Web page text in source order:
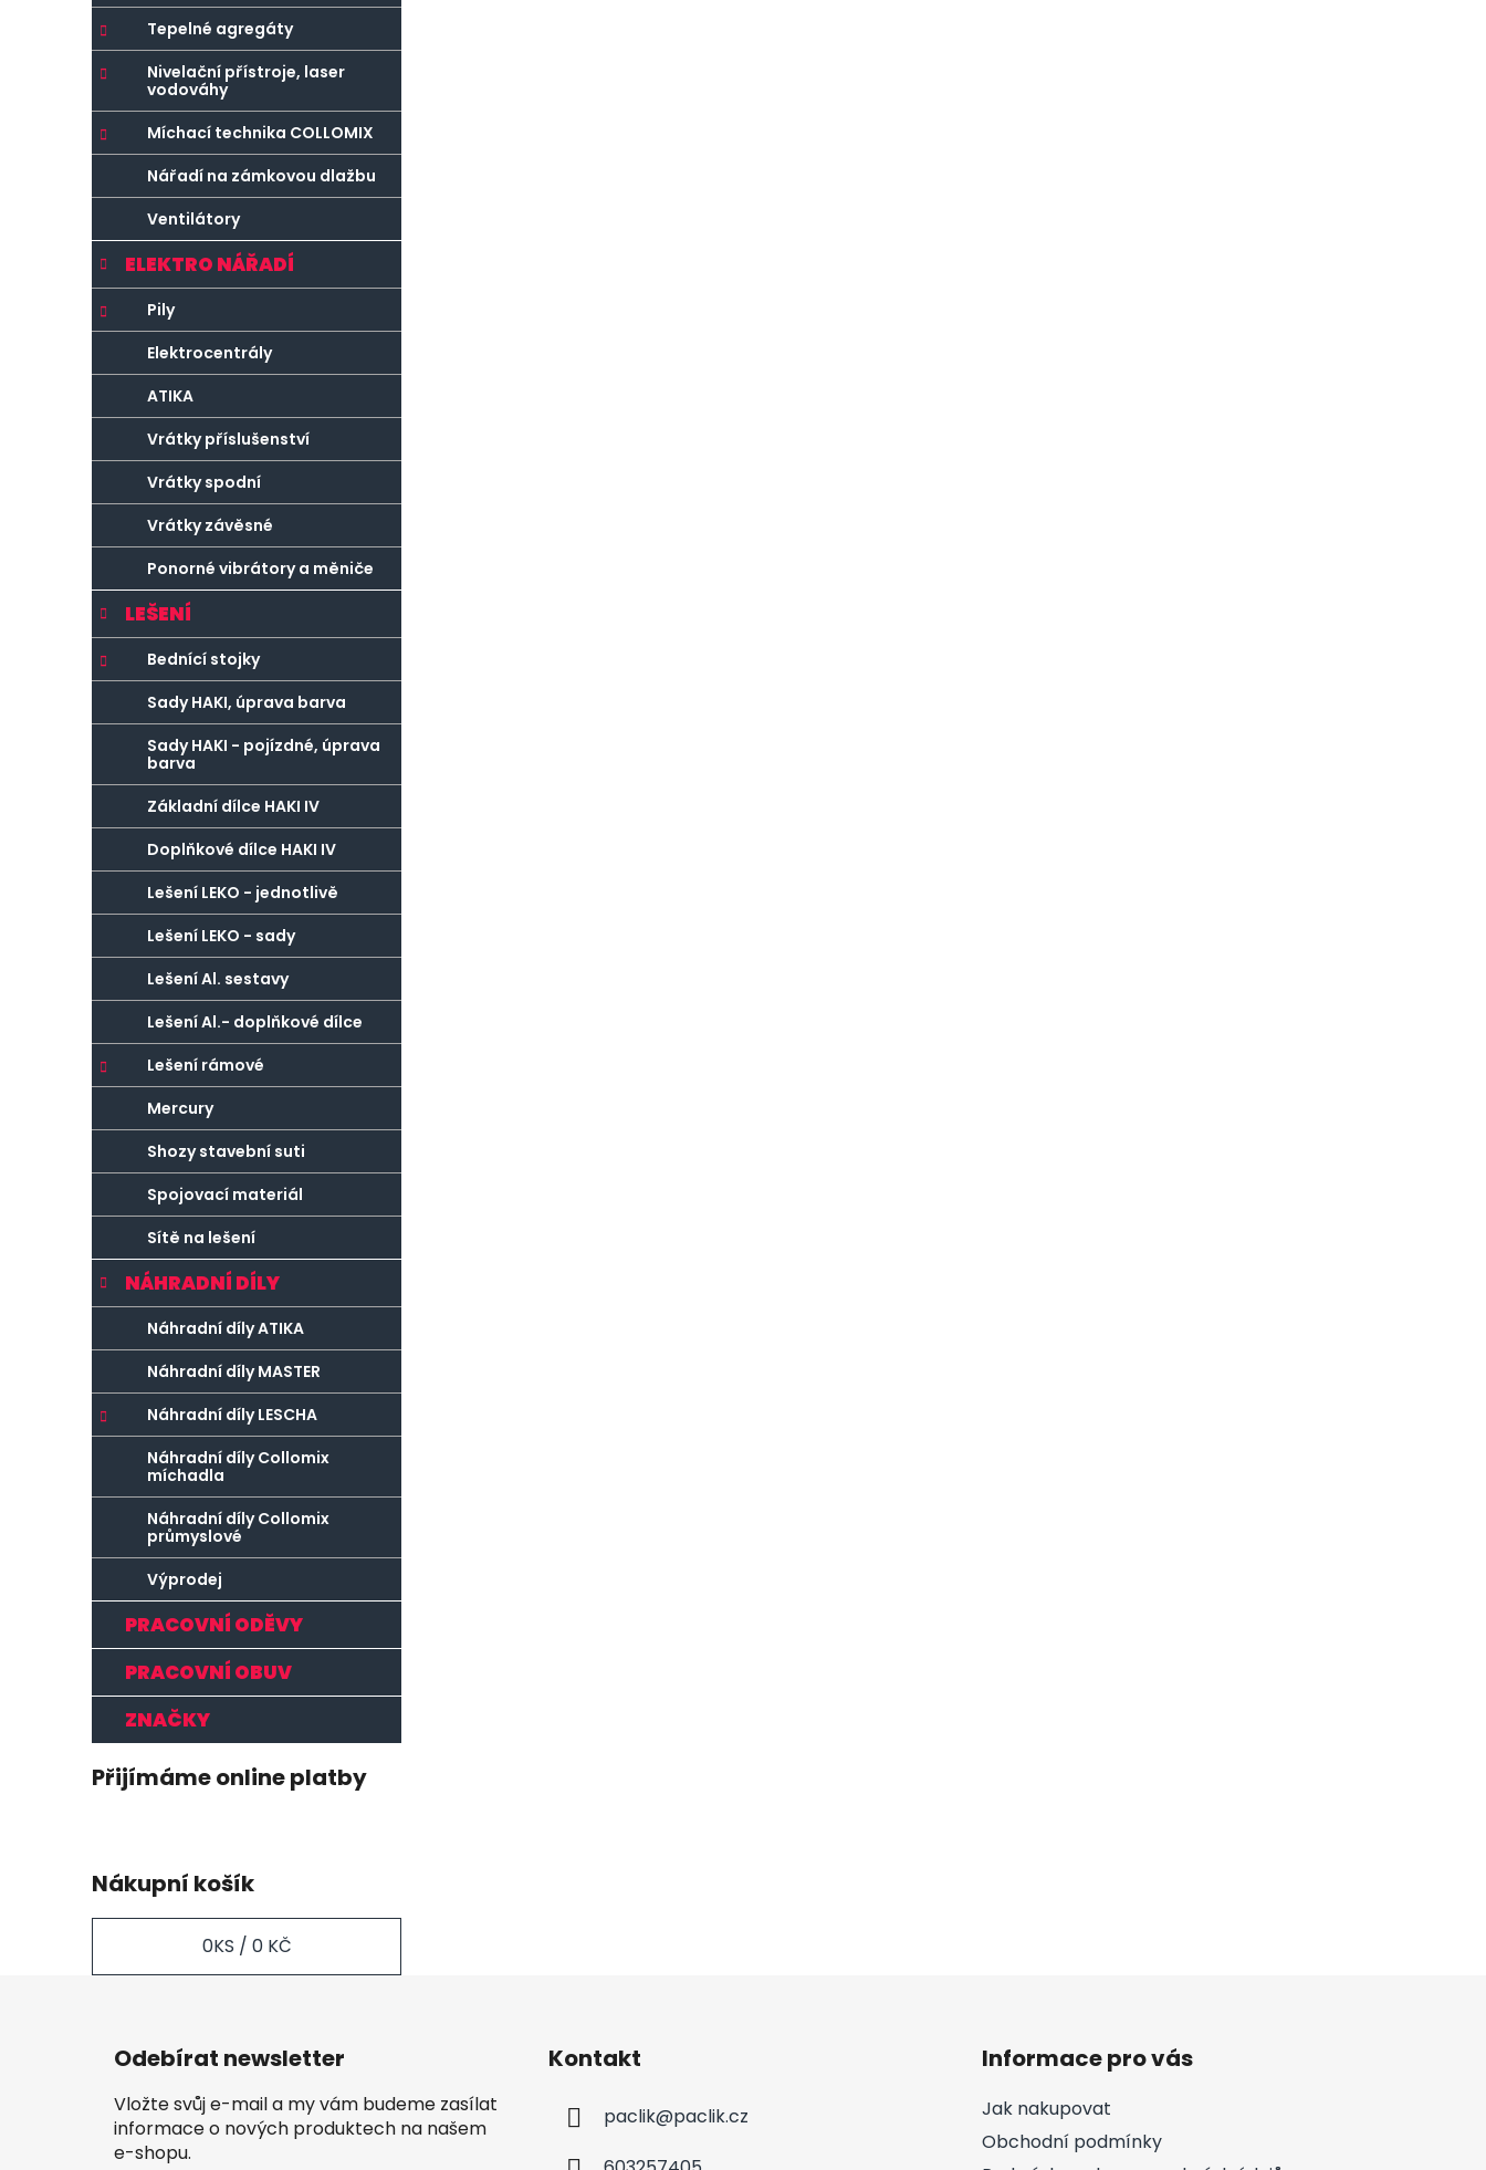
Tepelné agregáty
Nivelační přístroje, laser
vodováhy
Míchací technika COLLOMIX
Nářadí na zámkovou dlažbu
Ventilátory
ELEKTRO NÁŘADÍ
Pily
Elektrocentrály
ATIKA
Vrátky příslušenství
Vrátky spodní
Vrátky závěsné
Ponorné vibrátory a měniče
LEŠENÍ
Bednící stojky
Sady HAKI, úprava barva
Sady HAKI - pojízdné, úprava
barva
Základní dílce HAKI IV
Doplňkové dílce HAKI IV
Lešení LEKO - jednotlivě
Lešení LEKO - sady
Lešení Al. sestavy
Lešení Al.- doplňkové dílce
Lešení rámové
Mercury
Shozy stavební suti
Spojovací materiál
Sítě na lešení
NÁHRADNÍ DÍLY
Náhradní díly ATIKA
Náhradní díly MASTER
Náhradní díly LESCHA
Náhradní díly Collomix
míchadla
Náhradní díly Collomix
průmyslové
Výprodej
PRACOVNÍ ODĚVY
PRACOVNÍ OBUV
ZNAČKY
Přijímáme online platby
Nákupní košík
0KS / 0 KČ
Odebírat newsletter
Vložte svůj e-mail a my vám budeme zasílat
informace o nových produktech na našem
e-shopu.
Kontakt
paclik@paclik.cz
Informace pro vás
Jak nakupovat
Obchodní podmínky